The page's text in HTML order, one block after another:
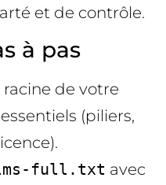
et de contrôle.
à pas
racine de votre
(piliers,
full.txt avec